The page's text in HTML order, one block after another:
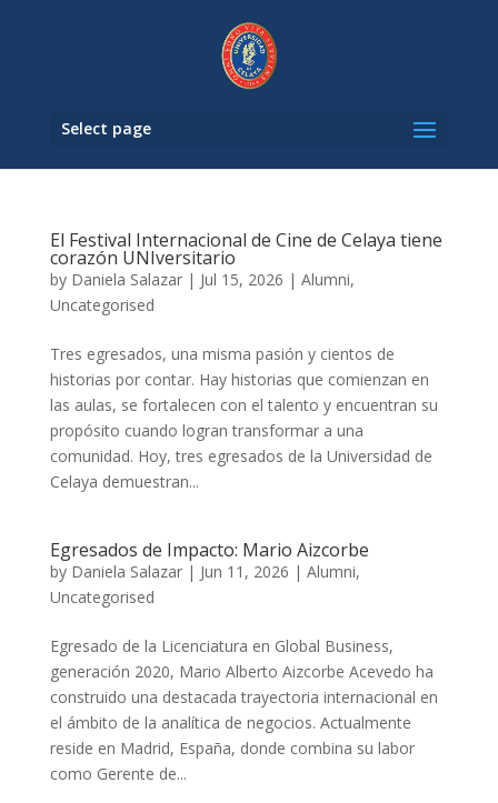
Select page
El Festival Internacional de Cine de Celaya tiene
corazón UNIversitario
by Daniela Salazar| Jul 15, 2026 | Alumni,
Uncategorised
Tres egresados, una misma pasión y cientos de
historias por contar. Hay historias que comienzan en
las aulas, se fortalecen con el talento y encuentran su
propósito cuando logran transformar a una
comunidad. Hoy, tres egresados de la Universidad de
Celaya demuestran...
Egresados de Impacto: Mario Aizcorbe
by Daniela Salazar| Jun 11, 2026 | Alumni,
Uncategorised
Egresado de la Licenciatura en Global Business,
generación 2020, Mario Alberto Aizcorbe Acevedo ha
construido una destacada trayectoria internacional en
el ámbito de la analítica de negocios. Actualmente
reside en Madrid, España, donde combina su labor
como Gerente de...